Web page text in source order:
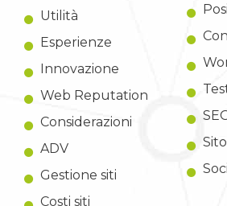
Utilità
Esperienze
Innovazione
Web Reputation
Considerazioni
ADV
Gestione siti
Costi siti